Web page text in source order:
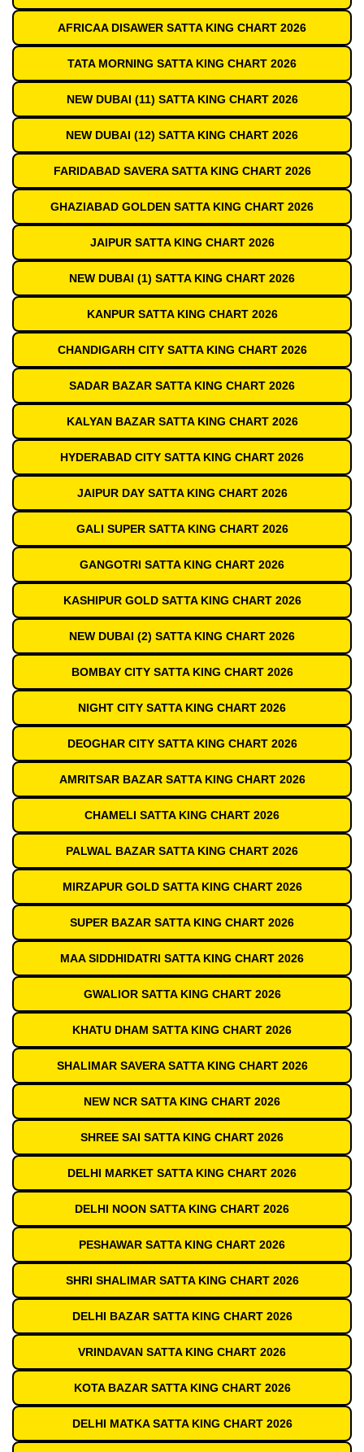
AFRICAA DISAWER SATTA KING CHART 2026
TATA MORNING SATTA KING CHART 2026
NEW DUBAI (11) SATTA KING CHART 2026
NEW DUBAI (12) SATTA KING CHART 2026
FARIDABAD SAVERA SATTA KING CHART 2026
GHAZIABAD GOLDEN SATTA KING CHART 2026
JAIPUR SATTA KING CHART 2026
NEW DUBAI (1) SATTA KING CHART 2026
KANPUR SATTA KING CHART 2026
CHANDIGARH CITY SATTA KING CHART 2026
SADAR BAZAR SATTA KING CHART 2026
KALYAN BAZAR SATTA KING CHART 2026
HYDERABAD CITY SATTA KING CHART 2026
JAIPUR DAY SATTA KING CHART 2026
GALI SUPER SATTA KING CHART 2026
GANGOTRI SATTA KING CHART 2026
KASHIPUR GOLD SATTA KING CHART 2026
NEW DUBAI (2) SATTA KING CHART 2026
BOMBAY CITY SATTA KING CHART 2026
NIGHT CITY SATTA KING CHART 2026
DEOGHAR CITY SATTA KING CHART 2026
AMRITSAR BAZAR SATTA KING CHART 2026
CHAMELI SATTA KING CHART 2026
PALWAL BAZAR SATTA KING CHART 2026
MIRZAPUR GOLD SATTA KING CHART 2026
SUPER BAZAR SATTA KING CHART 2026
MAA SIDDHIDATRI SATTA KING CHART 2026
GWALIOR SATTA KING CHART 2026
KHATU DHAM SATTA KING CHART 2026
SHALIMAR SAVERA SATTA KING CHART 2026
NEW NCR SATTA KING CHART 2026
SHREE SAI SATTA KING CHART 2026
DELHI MARKET SATTA KING CHART 2026
DELHI NOON SATTA KING CHART 2026
PESHAWAR SATTA KING CHART 2026
SHRI SHALIMAR SATTA KING CHART 2026
DELHI BAZAR SATTA KING CHART 2026
VRINDAVAN SATTA KING CHART 2026
KOTA BAZAR SATTA KING CHART 2026
DELHI MATKA SATTA KING CHART 2026